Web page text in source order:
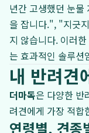
년간 고생했던 눈
을 잡니다.", "지긋
지 않습니다. 이러
는 효과적인 솔루션
내 반려견
더마독은 다양한 반
려견에게 가장 적합
연령별, 견종